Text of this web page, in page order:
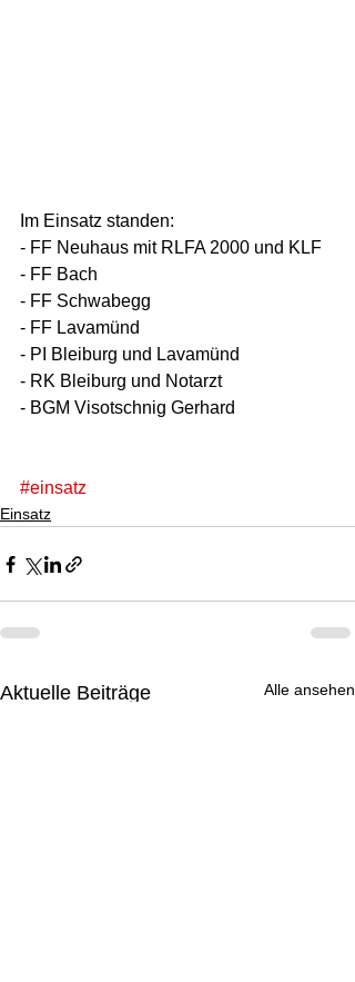
Im Einsatz standen:
- FF Neuhaus mit RLFA 2000 und KLF
- FF Bach
- FF Schwabegg
- FF Lavamünd
- PI Bleiburg und Lavamünd
- RK Bleiburg und Notarzt
- BGM Visotschnig Gerhard
#einsatz
Einsatz
Aktuelle Beiträge Alle ansehen